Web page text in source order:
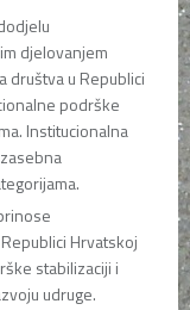
djelovanjem
društva u Republici
podrške
Institucionalna
Hrvatskoj
stabilizaciji i
udruge.